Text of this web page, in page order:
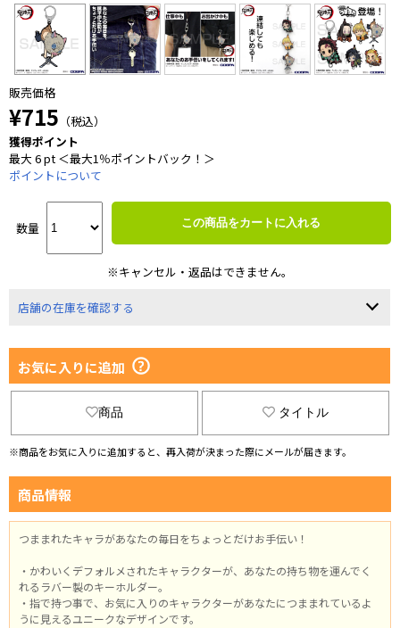
販売価格
¥715 （税込）
獲得ポイント
最大 6 pt ＜最大1％ポイントバック！＞
ポイントについて
数量 この商品をカートに入れる
※キャンセル・返品はできません。
店舗の在庫を確認する
お気に入りに追加
商品 タイトル
※商品をお気に入りに追加すると、再入荷が決まった際にメールが届きます。
商品情報
つままれたキャラがあなたの毎日をちょっとだけお手伝い！
・かわいくデフォルメされたキャラクターが、あなたの持ち物を運んでく
れるラバー製のキーホルダー。
・指で持つ事で、お気に入りのキャラクターがあなたにつままれているよ
うに見えるユニークなデザインです。